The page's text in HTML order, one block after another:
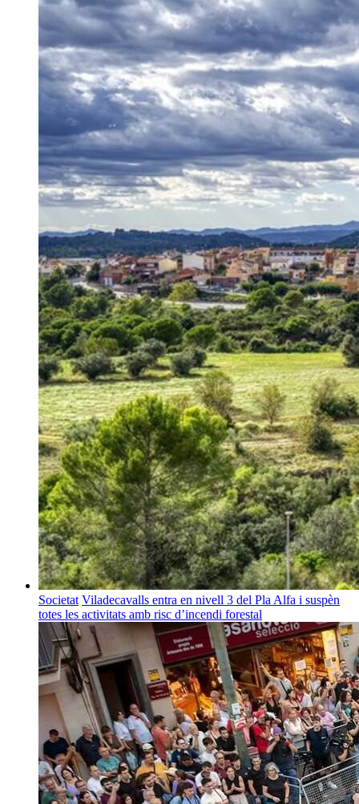
Societat Viladecavalls entra en nivell 3 del Pla Alfa i suspèn
totes les activitats amb risc d’incendi forestal